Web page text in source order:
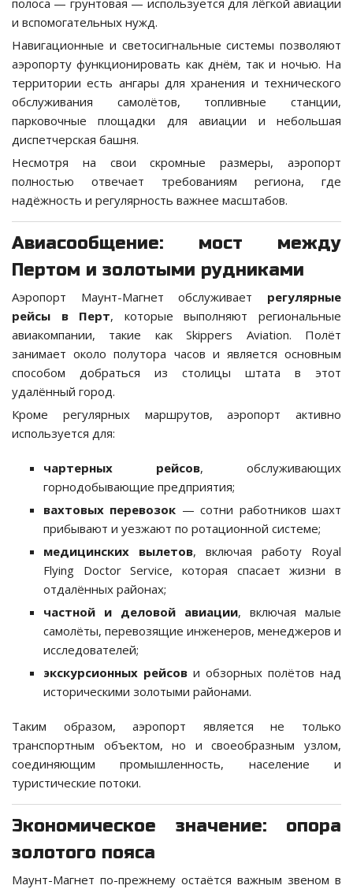
и вспомогательных нужд.
Навигационные и светосигнальные системы позволяют
аэропорту функционировать как днём, так и ночью. На
территории есть ангары для хранения и технического
обслуживания самолётов, топливные станции,
парковочные площадки для авиации и небольшая
диспетчерская башня.
Несмотря на свои скромные размеры, аэропорт
полностью отвечает требованиям региона, где
надёжность и регулярность важнее масштабов.
Авиасообщение: мост между
Пертом и золотыми рудниками
Аэропорт Маунт-Магнет обслуживает регулярные
рейсы в Перт, которые выполняют региональные
авиакомпании, такие как Skippers Aviation. Полёт
занимает около полутора часов и является основным
способом добраться из столицы штата в этот
удалённый город.
Кроме регулярных маршрутов, аэропорт активно
используется для:
чартерных рейсов, обслуживающих
горнодобывающие предприятия;
вахтовых перевозок — сотни работников шахт
прибывают и уезжают по ротационной системе;
медицинских вылетов, включая работу Royal
Flying Doctor Service, которая спасает жизни в
отдалённых районах;
частной и деловой авиации, включая малые
самолёты, перевозящие инженеров, менеджеров и
исследователей;
экскурсионных рейсов и обзорных полётов над
историческими золотыми районами.
Таким образом, аэропорт является не только
транспортным объектом, но и своеобразным узлом,
соединяющим промышленность, население и
туристические потоки.
Экономическое значение: опора
золотого пояса
Маунт-Магнет по-прежнему остаётся важным звеном в